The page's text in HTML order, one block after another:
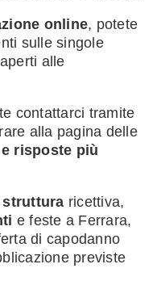
online, potete
sulle singole
alle
contattarci tramite
alla pagina delle
risposte più
ricettiva,
e feste a Ferrara,
di capodanno
previste